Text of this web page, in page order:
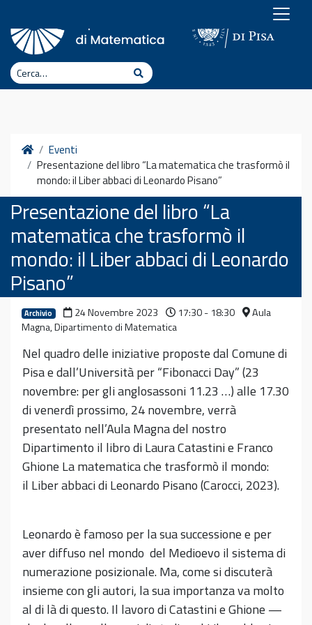
Cerca Cerca
HomeEventi
Presentazione del libro “La matematica che trasformò il
mondo: il Liber abbaci di Leonardo Pisano”
Presentazione del libro “La
matematica che trasformò il
mondo: il Liber abbaci di Leonardo
Pisano”
Archivio 24 Novembre 2023 17:30 - 18:30
Aula
Magna, Dipartimento di Matematica
Nel quadro delle iniziative proposte dal Comune di
Pisa e dall’Università per “Fibonacci Day” (23
novembre: per gli anglosassoni 11.23 …) alle 17.30
di venerdì prossimo, 24 novembre, verrà
presentato nell’Aula Magna del nostro
Dipartimento il libro di Laura Catastini e Franco
Ghione La matematica che trasformò il mondo:
il Liber abbaci di Leonardo Pisano (Carocci, 2023).
Leonardo è famoso per la sua successione e per
aver diffuso nel mondo del Medioevo il sistema di
numerazione posizionale. Ma, come si discuterà
insieme con gli autori, la sua importanza va molto
al di là di questo. Il lavoro di Catastini e Ghione —